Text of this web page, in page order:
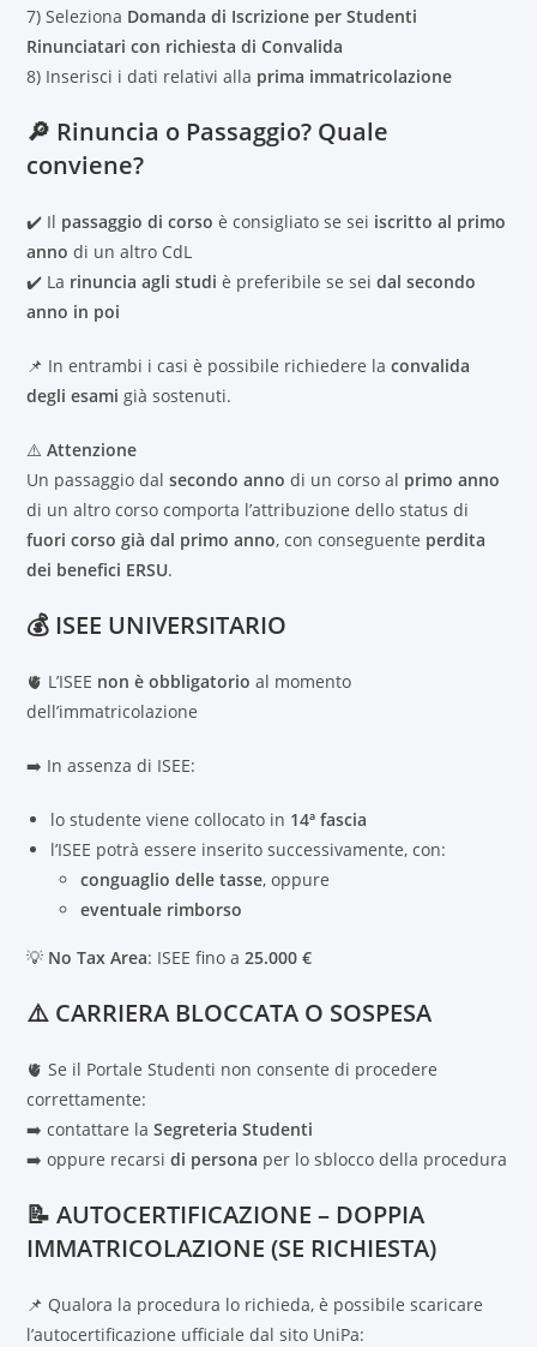
7) Seleziona Domanda di Iscrizione per Studenti
Rinunciatari con richiesta di Convalida
8) Inserisci i dati relativi alla prima immatricolazione
🔎 Rinuncia o Passaggio? Quale
conviene?
✔️ Il passaggio di corso è consigliato se sei iscritto al primo
anno di un altro CdL
✔️ La rinuncia agli studi è preferibile se seidal secondo
anno in poi
📌 In entrambi i casi è possibile richiedere laconvalida
degli esami già sostenuti.
⚠️Attenzione
Un passaggio dalsecondo anno di un corso al primo anno
di un altro corso comporta l’attribuzione dello status di
fuori corso già dal primo anno, con conseguente perdita
dei benefici ERSU.
💰 ISEE UNIVERSITARIO
🫀 L’ISEE non è obbligatorio al momento
dell’immatricolazione
➡️ In assenza di ISEE:
lo studente viene collocato in 14ª fascia
l’ISEE potrà essere inserito successivamente, con:
conguaglio delle tasse, oppure
eventuale rimborso
💡 No Tax Area: ISEE fino a25.000 €
⚠️ CARRIERA BLOCCATA O SOSPESA
🫀 Se il Portale Studenti non consente di procedere
correttamente:
➡️ contattare laSegreteria Studenti
➡️ oppure recarsidi persona per lo sblocco della procedura
📝 AUTOCERTIFICAZIONE – DOPPIA
IMMATRICOLAZIONE (SE RICHIESTA)
📌 Qualora la procedura lo richieda, è possibile scaricare
l’autocertificazione ufficiale dal sito UniPa: